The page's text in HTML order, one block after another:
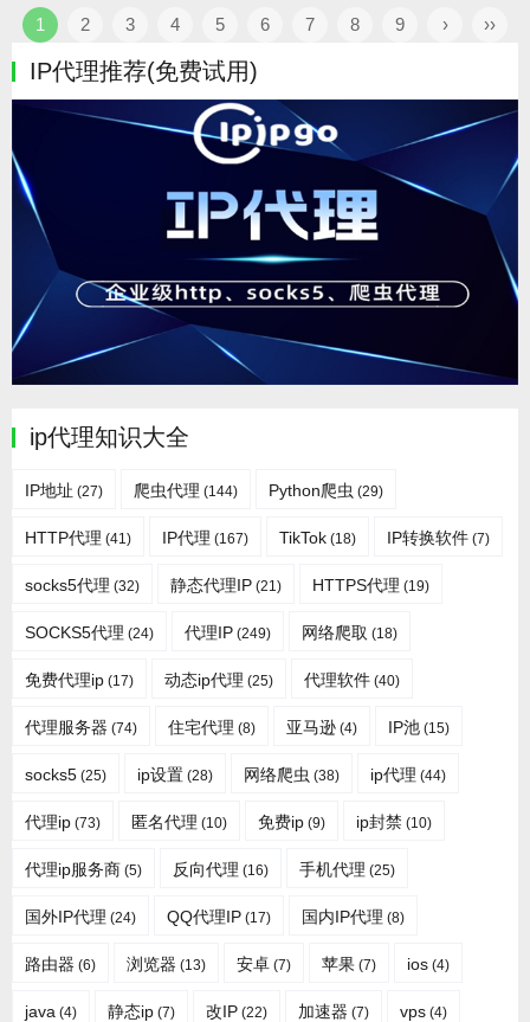
1 2 3 4 5 6 7 8 9 › ››
IP代理推荐(免费试用)
ip代理知识大全
IP地址 (27) 爬虫代理 (144) Python爬虫 (29)
HTTP代理 (41) IP代理 (167) TikTok (18) IP转换软件 (7)
socks5代理 (32) 静态代理IP (21) HTTPS代理 (19)
SOCKS5代理 (24) 代理IP (249) 网络爬取 (18)
免费代理ip (17) 动态ip代理 (25) 代理软件 (40)
代理服务器 (74) 住宅代理 (8) 亚马逊 (4) IP池 (15)
socks5 (25) ip设置 (28) 网络爬虫 (38) ip代理 (44)
代理ip (73) 匿名代理 (10) 免费ip (9) ip封禁 (10)
代理ip服务商 (5) 反向代理 (16) 手机代理 (25)
国外IP代理 (24) QQ代理IP (17) 国内IP代理 (8)
路由器 (6) 浏览器 (13) 安卓 (7) 苹果 (7) ios (4)
java (4) 静态ip (7) 改IP (22) 加速器 (7) vps (4)